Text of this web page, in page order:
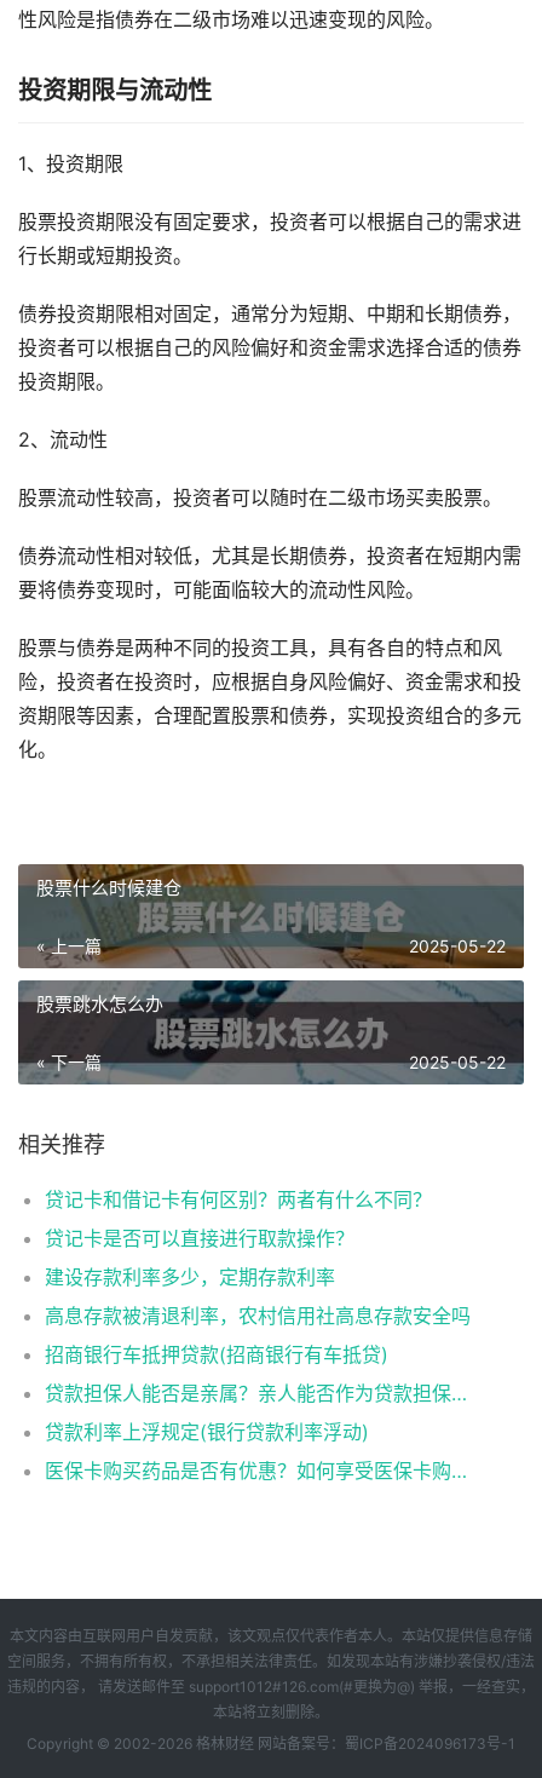
性风险是指债券在二级市场难以迅速变现的风险。
投资期限与流动性
1、投资期限
股票投资期限没有固定要求，投资者可以根据自己的需求进
行长期或短期投资。
债券投资期限相对固定，通常分为短期、中期和长期债券，
投资者可以根据自己的风险偏好和资金需求选择合适的债券
投资期限。
2、流动性
股票流动性较高，投资者可以随时在二级市场买卖股票。
债券流动性相对较低，尤其是长期债券，投资者在短期内需
要将债券变现时，可能面临较大的流动性风险。
股票与债券是两种不同的投资工具，具有各自的特点和风
险，投资者在投资时，应根据自身风险偏好、资金需求和投
资期限等因素，合理配置股票和债券，实现投资组合的多元
化。
股票什么时候建仓
« 上一篇 2025-05-22
股票跳水怎么办
« 下一篇 2025-05-22
相关推荐
贷记卡和借记卡有何区别？两者有什么不同？
贷记卡是否可以直接进行取款操作？
建设存款利率多少，定期存款利率
高息存款被清退利率，农村信用社高息存款安全吗
招商银行车抵押贷款(招商银行有车抵贷)
贷款担保人能否是亲属？亲人能否作为贷款担保人？
贷款利率上浮规定(银行贷款利率浮动)
医保卡购买药品是否有优惠？如何享受医保卡购药优惠？
本文内容由互联网用户自发贡献，该文观点仅代表作者本人。本站仅提供信息存储
空间服务，不拥有所有权，不承担相关法律责任。如发现本站有涉嫌抄袭侵权/违法
违规的内容， 请发送邮件至 support1012#126.com(#更换为@) 举报，一经查实，
本站将立刻删除。
Copyright © 2002-2026 格林财经 网站备案号： 蜀ICP备2024096173号-1